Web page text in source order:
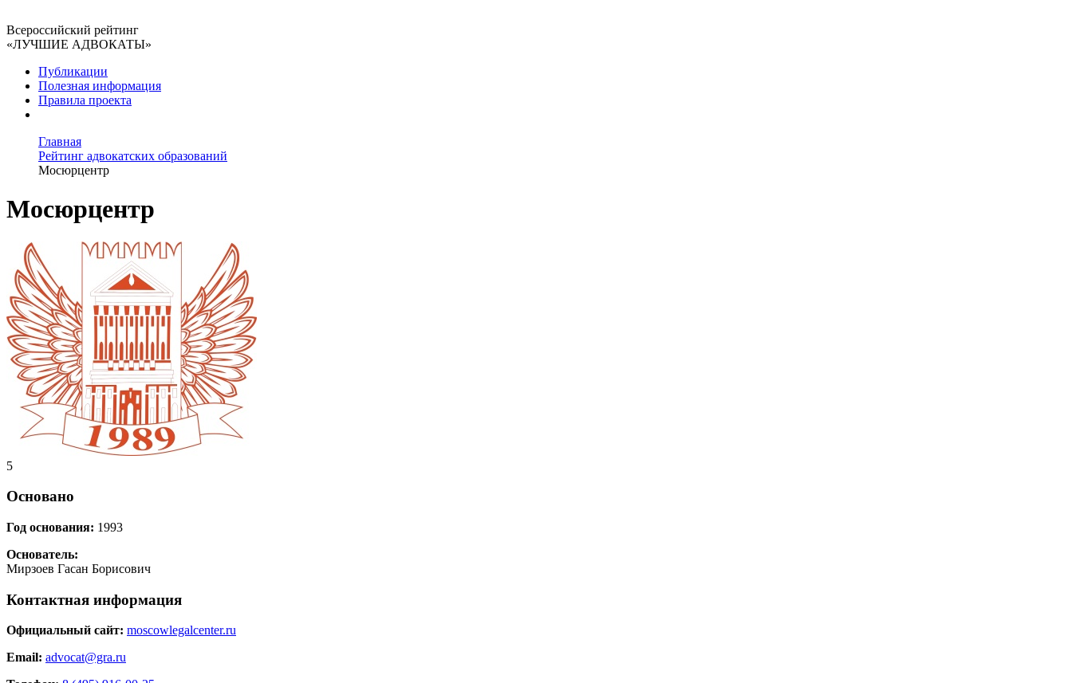
Всероссийский рейтинг
«ЛУЧШИЕ АДВОКАТЫ»
Публикации
Полезная информация
Правила проекта
Главная
Рейтинг адвокатских образований
Мосюрцентр
Мосюрцентр
5
Основано
Год основания: 1993
Основатель:
Мирзоев Гасан Борисович
Контактная информация
Официальный сайт: moscowlegalcenter.ru
Email: advocat@gra.ru